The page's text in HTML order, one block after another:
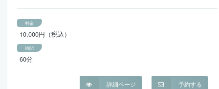
料金
10,000円（税込）
時間
60分
予約する
詳細ページ